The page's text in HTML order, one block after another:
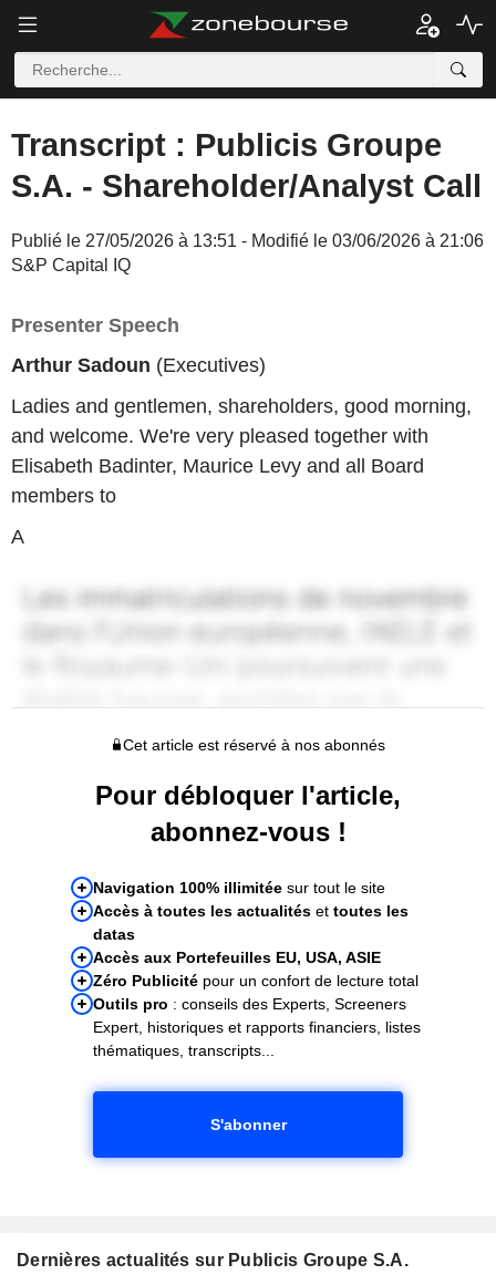
Transcript : Publicis Groupe
S.A. - Shareholder/Analyst Call
Publié le 27/05/2026 à 13:51 - Modifié le 03/06/2026 à 21:06
S&P Capital IQ
Presenter Speech
Arthur Sadoun (Executives)
Ladies and gentlemen, shareholders, good morning,
and welcome. We're very pleased together with
Elisabeth Badinter, Maurice Levy and all Board
members to
A
Cet article est réservé à nos abonnés
Pour débloquer l'article,
abonnez-vous !
Navigation 100% illimitée sur tout le site
Accès à toutes les actualités et toutes les
datas
Accès aux Portefeuilles EU, USA, ASIE
Zéro Publicité pour un confort de lecture total
Outils pro : conseils des Experts, Screeners
Expert, historiques et rapports financiers, listes
thématiques, transcripts...
S'abonner
Dernières actualités sur Publicis Groupe S.A.